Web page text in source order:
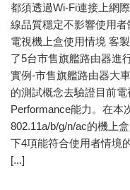
都須透過Wi-Fi連接上網
線品質穩定不影響使用
電視機上盒使用情境 客
了5台市售旗艦路由器進
實例-市售旗艦路由器大
的測試概念去驗證目前
Performance能力。在本
802.11a/b/g/n/ac的機上
下4項能符合使用者情境
[...]